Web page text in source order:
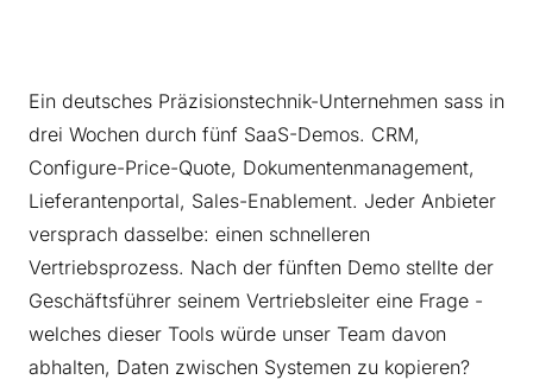
Ein deutsches Präzisionstechnik-Unternehmen sass in
drei Wochen durch fünf SaaS-Demos. CRM,
Configure-Price-Quote, Dokumentenmanagement,
Lieferantenportal, Sales-Enablement. Jeder Anbieter
versprach dasselbe: einen schnelleren
Vertriebsprozess. Nach der fünften Demo stellte der
Geschäftsführer seinem Vertriebsleiter eine Frage -
welches dieser Tools würde unser Team davon
abhalten, Daten zwischen Systemen zu kopieren?